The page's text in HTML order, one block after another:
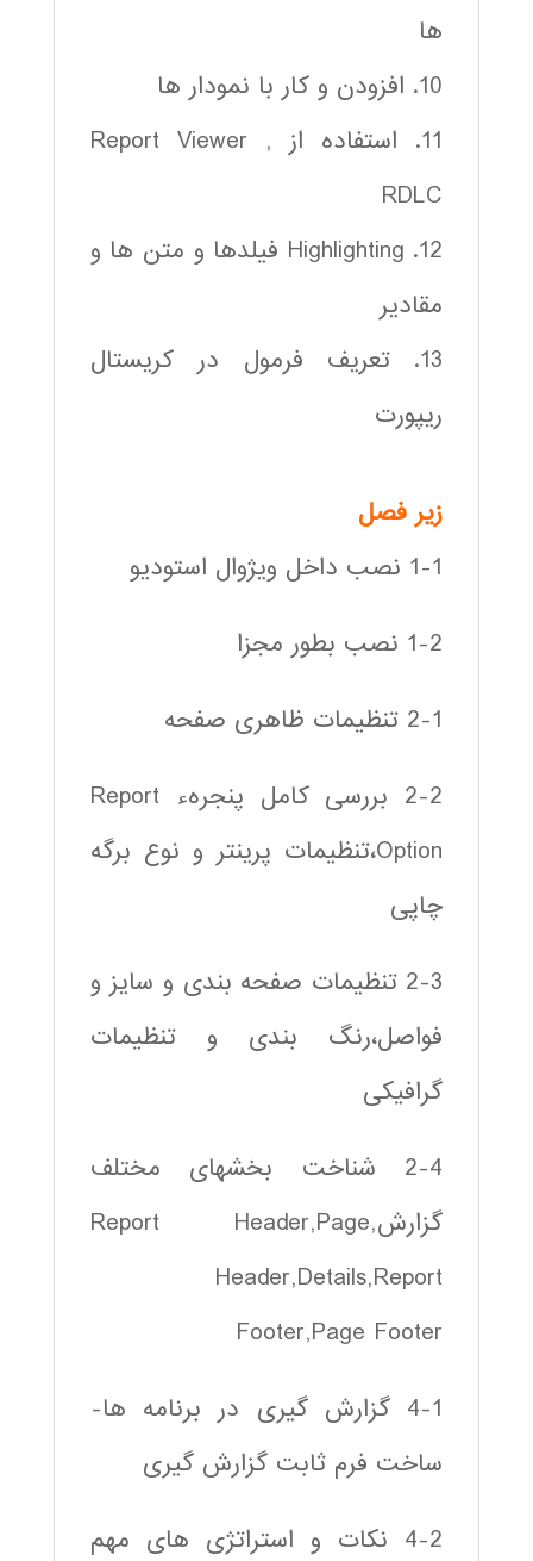
ها
10. افزودن و کار با نمودار ها
11. استفاده از Report Viewer ,
RDLC
12. Highlighting فیلدها و متن ها و
مقادیر
13. تعریف فرمول در کریستال
ریپورت
زير فصل
1-1 نصب داخل ویژوال استودیو
1-2 نصب بطور مجزا
2-1 تنظیمات ظاهری صفحه
2-2 بررسی کامل پنجرهء Report
Option،تنظیمات پرینتر و نوع برگه
چاپی
2-3 تنظیمات صفحه بندی و سایز و
فواصل،رنگ بندی و تنظیمات
گرافیکی
2-4 شناخت بخشهای مختلف
گزارش,Report Header,Page
Header,Details,Report
Footer,Page Footer
4-1 گزارش گیری در برنامه ها-
ساخت فرم ثابت گزارش گیری
4-2 نکات و استراتژی های مهم